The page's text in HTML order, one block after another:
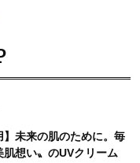
】未来の肌のために。毎
肌想い〟のUVクリーム